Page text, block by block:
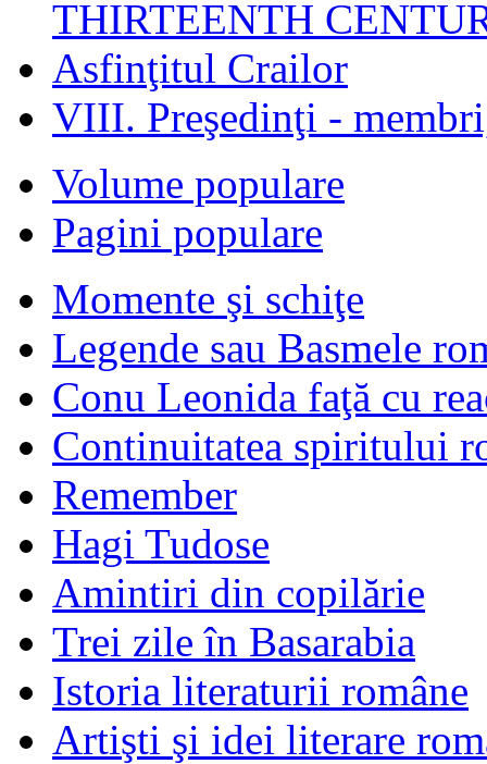
THIRTEENTH
Asfinţitul Crailor
VIII. Preşedinţi -
Volume populare
Pagini populare
Momente şi schiţe
Legende sau Basmele
Conu Leonida faţă cu
Continuitatea spiritului
Remember
Hagi Tudose
Amintiri din copilărie
Trei zile în Basarabia
Istoria literaturii române
Artişti şi idei literare